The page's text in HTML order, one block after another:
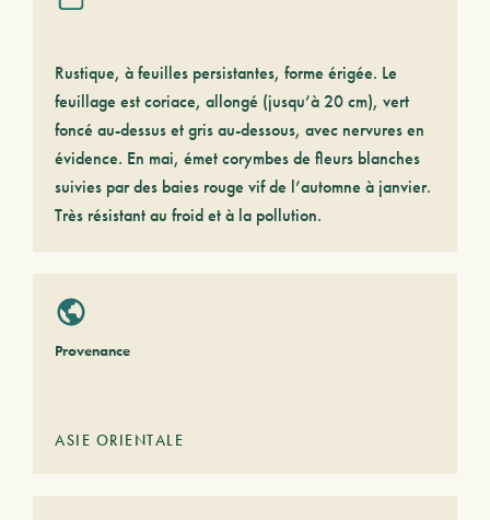
Rustique, à feuilles persistantes, forme érigée. Le
feuillage est coriace, allongé (jusqu’à 20 cm), vert
foncé au-dessus et gris au-dessous, avec nervures en
évidence. En mai, émet corymbes de fleurs blanches
suivies par des baies rouge vif de l’automne à janvier.
Très résistant au froid et à la pollution.
Provenance
ASIE ORIENTALE